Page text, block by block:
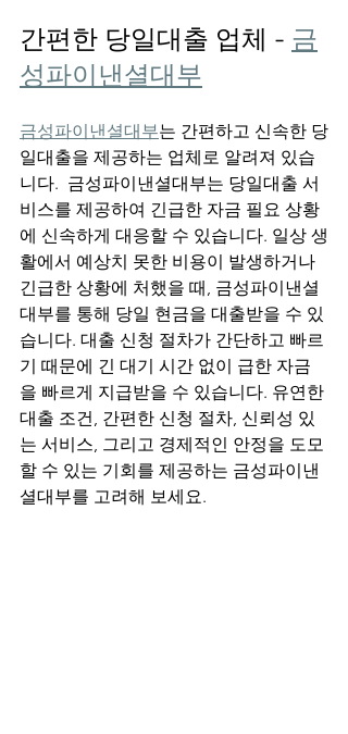
간편한 당일대출 업체 - 금
성파이낸셜대부
금성파이낸셜대부는 간편하고 신속한 당
일대출을 제공하는 업체로 알려져 있습
니다.  금성파이낸셜대부는 당일대출 서
비스를 제공하여 긴급한 자금 필요 상황
에 신속하게 대응할 수 있습니다. 일상 생
활에서 예상치 못한 비용이 발생하거나
긴급한 상황에 처했을 때, 금성파이낸셜
대부를 통해 당일 현금을 대출받을 수 있
습니다. 대출 신청 절차가 간단하고 빠르
기 때문에 긴 대기 시간 없이 급한 자금
을 빠르게 지급받을 수 있습니다. 유연한
대출 조건, 간편한 신청 절차, 신뢰성 있
는 서비스, 그리고 경제적인 안정을 도모
할 수 있는 기회를 제공하는 금성파이낸
셜대부를 고려해 보세요.